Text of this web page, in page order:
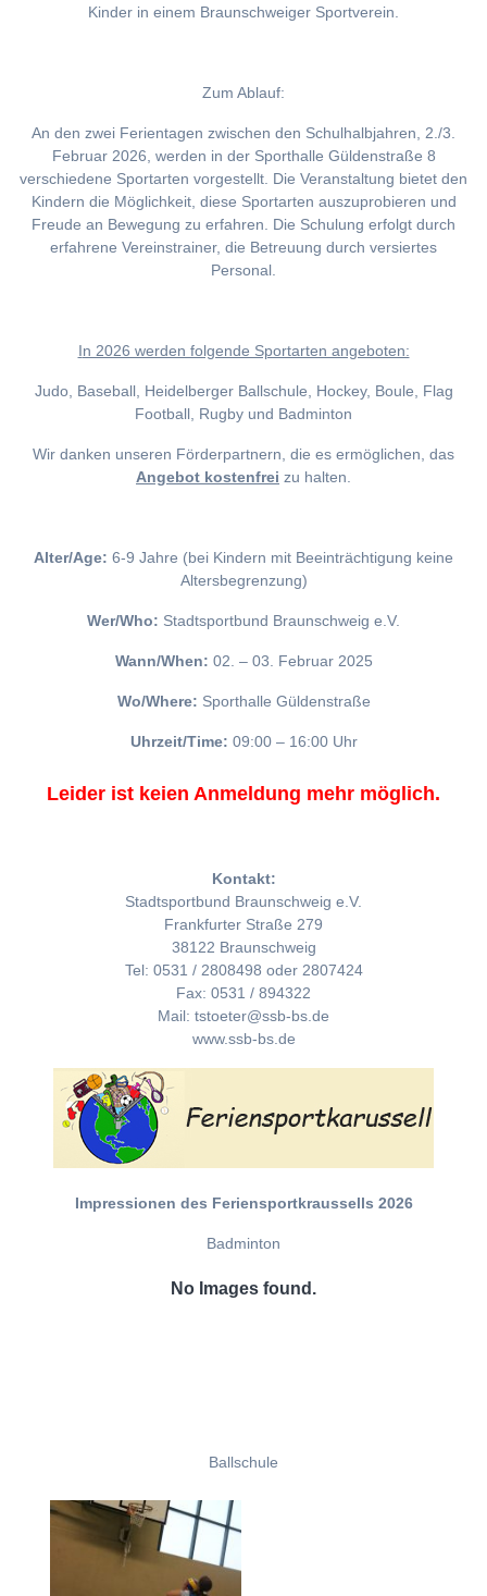
Kinder in einem Braunschweiger Sportverein.
Zum Ablauf:
An den zwei Ferientagen zwischen den Schulhalbjahren, 2./3.
Februar 2026, werden in der Sporthalle Güldenstraße 8
verschiedene Sportarten vorgestellt. Die Veranstaltung bietet den
Kindern die Möglichkeit, diese Sportarten auszuprobieren und
Freude an Bewegung zu erfahren. Die Schulung erfolgt durch
erfahrene Vereinstrainer, die Betreuung durch versiertes
Personal.
In 2026 werden folgende Sportarten angeboten:
Judo, Baseball, Heidelberger Ballschule, Hockey, Boule, Flag
Football, Rugby und Badminton
Wir danken unseren Förderpartnern, die es ermöglichen, das
Angebot kostenfrei zu halten.
Alter/Age: 6-9 Jahre (bei Kindern mit Beeinträchtigung keine
Altersbegrenzung)
Wer/Who: Stadtsportbund Braunschweig e.V.
Wann/When: 02. – 03. Februar 2025
Wo/Where: Sporthalle Güldenstraße
Uhrzeit/Time: 09:00 – 16:00 Uhr
Leider ist keien Anmeldung mehr möglich.
Kontakt:
Stadtsportbund Braunschweig e.V.
Frankfurter Straße 279
38122 Braunschweig
Tel: 0531 / 2808498 oder 2807424
Fax: 0531 / 894322
Mail: tstoeter@ssb-bs.de
www.ssb-bs.de
Impressionen des Feriensportkraussells 2026
Badminton
No Images found.
Ballschule